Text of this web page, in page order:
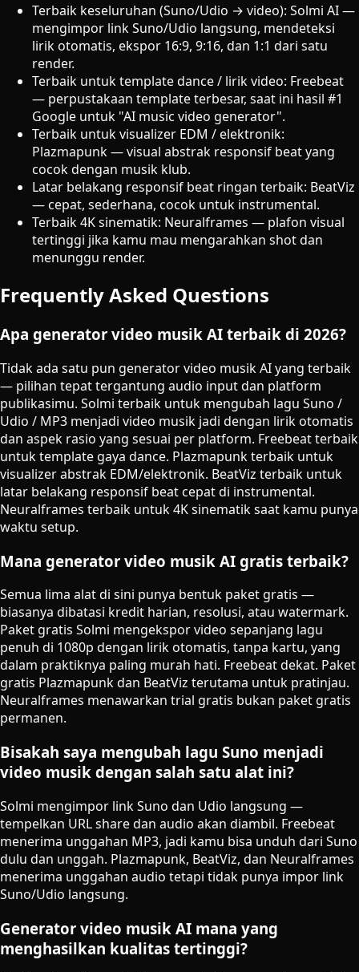
Terbaik keseluruhan (Suno/Udio → video): Solmi AI —
mengimpor link Suno/Udio langsung, mendeteksi
lirik otomatis, ekspor 16:9, 9:16, dan 1:1 dari satu
render.
Terbaik untuk template dance / lirik video: Freebeat
— perpustakaan template terbesar, saat ini hasil #1
Google untuk "AI music video generator".
Terbaik untuk visualizer EDM / elektronik:
Plazmapunk — visual abstrak responsif beat yang
cocok dengan musik klub.
Latar belakang responsif beat ringan terbaik: BeatViz
— cepat, sederhana, cocok untuk instrumental.
Terbaik 4K sinematik: Neuralframes — plafon visual
tertinggi jika kamu mau mengarahkan shot dan
menunggu render.
Frequently Asked Questions
Apa generator video musik AI terbaik di 2026?
Tidak ada satu pun generator video musik AI yang terbaik
— pilihan tepat tergantung audio input dan platform
publikasimu. Solmi terbaik untuk mengubah lagu Suno /
Udio / MP3 menjadi video musik jadi dengan lirik otomatis
dan aspek rasio yang sesuai per platform. Freebeat terbaik
untuk template gaya dance. Plazmapunk terbaik untuk
visualizer abstrak EDM/elektronik. BeatViz terbaik untuk
latar belakang responsif beat cepat di instrumental.
Neuralframes terbaik untuk 4K sinematik saat kamu punya
waktu setup.
Mana generator video musik AI gratis terbaik?
Semua lima alat di sini punya bentuk paket gratis —
biasanya dibatasi kredit harian, resolusi, atau watermark.
Paket gratis Solmi mengekspor video sepanjang lagu
penuh di 1080p dengan lirik otomatis, tanpa kartu, yang
dalam praktiknya paling murah hati. Freebeat dekat. Paket
gratis Plazmapunk dan BeatViz terutama untuk pratinjau.
Neuralframes menawarkan trial gratis bukan paket gratis
permanen.
Bisakah saya mengubah lagu Suno menjadi
video musik dengan salah satu alat ini?
Solmi mengimpor link Suno dan Udio langsung —
tempelkan URL share dan audio akan diambil. Freebeat
menerima unggahan MP3, jadi kamu bisa unduh dari Suno
dulu dan unggah. Plazmapunk, BeatViz, dan Neuralframes
menerima unggahan audio tetapi tidak punya impor link
Suno/Udio langsung.
Generator video musik AI mana yang
menghasilkan kualitas tertinggi?